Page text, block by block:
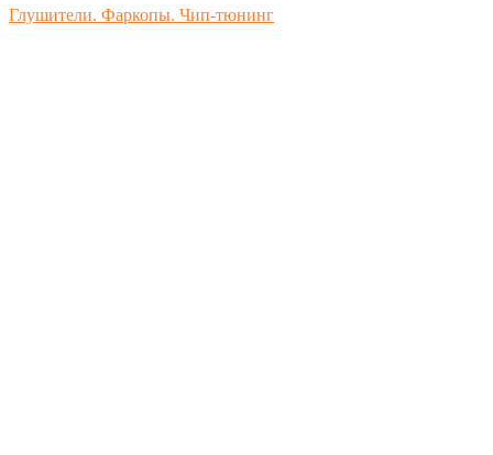
Глушители. Фаркопы. Чип-тюнинг